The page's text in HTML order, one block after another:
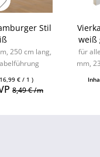
Stil
250 cm lang,
€ / 1 )
8,49 € /m
weiß
für
mm,